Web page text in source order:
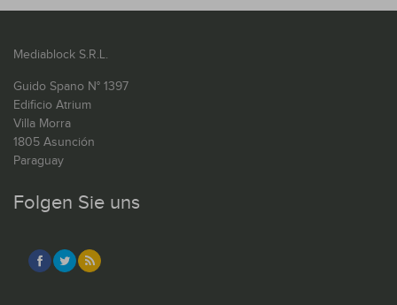
Mediablock S.R.L.
Guido Spano N° 1397
Edificio Atrium
Villa Morra
1805 Asunción
Paraguay
Folgen Sie uns